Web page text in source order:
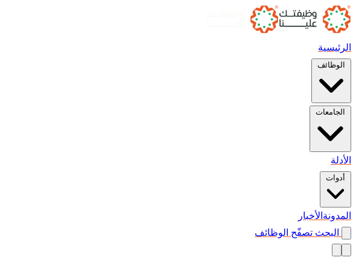
الرئيسية
الوظائف
الجامعات
الأدلة
أدوات
المدونة الأخبار
البحث تصفّح الوظائف